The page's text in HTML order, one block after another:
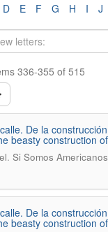
D E F G H I J
336-355 of 515
De la
beasty construction
. Si Somos
De la
beasty construction